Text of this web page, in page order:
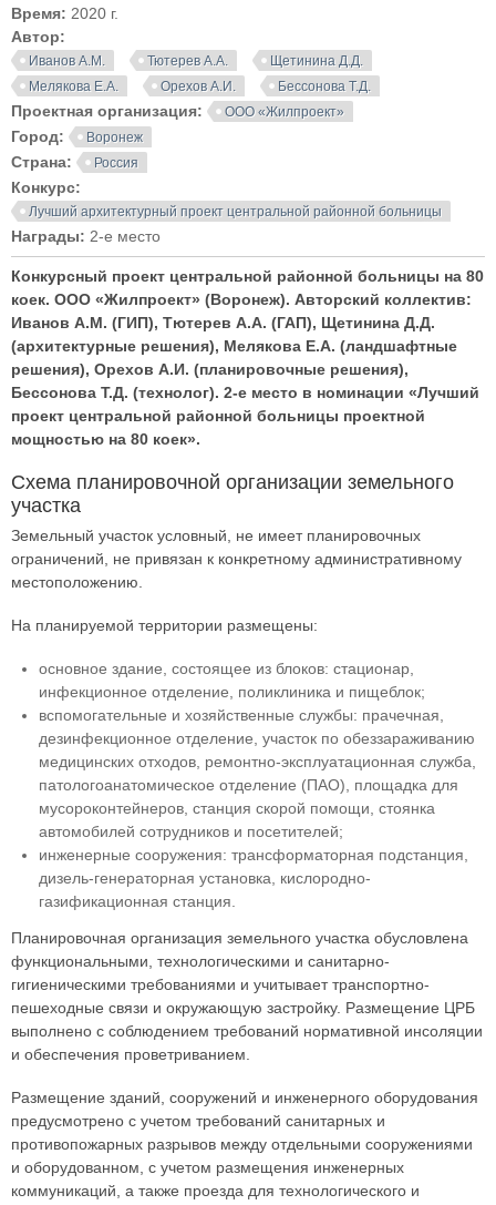
Время: 2020 г.
Автор:
Иванов А.М. Тютерев А.А.
Щетинина Д.Д.
Мелякова Е.А.
Орехов А.И. Бессонова Т.Д.
Проектная организация: ООО «Жилпроект»
Город: Воронеж
Страна: Россия
Конкурс:
Лучший архитектурный проект центральной районной больницы
Награды: 2-е место
Конкурсный проект центральной районной больницы на 80
коек. ООО «Жилпроект» (Воронеж). Авторский коллектив:
Иванов А.М. (ГИП), Тютерев А.А. (ГАП), Щетинина Д.Д.
(архитектурные решения), Мелякова Е.А. (ландшафтные
решения), Орехов А.И. (планировочные решения),
Бессонова Т.Д. (технолог). 2-е место в номинации «Лучший
проект центральной районной больницы проектной
мощностью на 80 коек».
Схема планировочной организации земельного
участка
Земельный участок условный, не имеет планировочных
ограничений, не привязан к конкретному административному
местоположению.
На планируемой территории размещены:
основное здание, состоящее из блоков: стационар,
инфекционное отделение, поликлиника и пищеблок;
вспомогательные и хозяйственные службы: прачечная,
дезинфекционное отделение, участок по обеззараживанию
медицинских отходов, ремонтно-эксплуатационная служба,
патологоанатомическое отделение (ПАО), площадка для
мусороконтейнеров, станция скорой помощи, стоянка
автомобилей сотрудников и посетителей;
инженерные сооружения: трансформаторная подстанция,
дизель-генераторная установка, кислородно-
газификационная станция.
Планировочная организация земельного участка обусловлена
функциональными, технологическими и санитарно-
гигиеническими требованиями и учитывает транспортно-
пешеходные связи и окружающую застройку. Размещение ЦРБ
выполнено с соблюдением требований нормативной инсоляции
и обеспечения проветриванием.
Размещение зданий, сооружений и инженерного оборудования
предусмотрено с учетом требований санитарных и
противопожарных разрывов между отдельными сооружениями
и оборудованном, с учетом размещения инженерных
коммуникаций, а также проезда для технологического и